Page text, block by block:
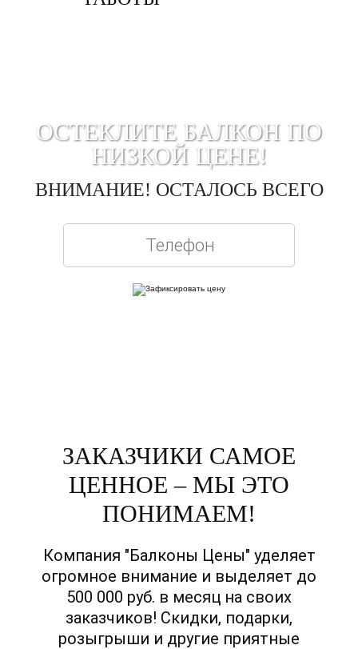
ОСТЕКЛИТЕ БАЛКОН ПО
НИЗКОЙ ЦЕНЕ!
ВНИМАНИЕ! ОСТАЛОСЬ ВСЕГО
ЗАКАЗЧИКИ САМОЕ
ЦЕННОЕ – МЫ ЭТО
ПОНИМАЕМ!
Компания "Балконы Цены" уделяет
огромное внимание и выделяет до
500 000 руб. в месяц на своих
заказчиков! Скидки, подарки,
розыгрыши и другие приятные